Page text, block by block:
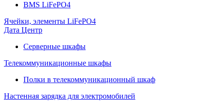
BMS LiFePO4
Ячейки, элементы LiFePO4
Дата Центр
Серверные шкафы
Телекоммуникационные шкафы
Полки в телекоммуникационный шкаф
Настенная зарядка для электромобилей